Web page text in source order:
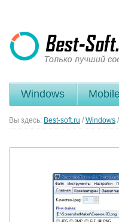
Windows
Вы здесь: Best-soft.ru / Windows /